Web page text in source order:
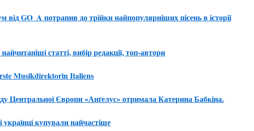
від GO_A потрапив до трійки найпопулярніших пісень вісторії
статті, вибір редакції, топ-автори
Musikdirektorin Italiens
Центральної Європи «Анґелус» отримала КатеринаБабкіна.
купували найчастіше